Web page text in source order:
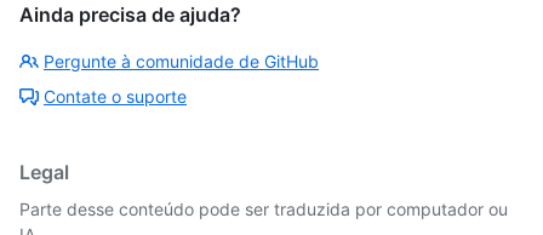
Ainda precisa de ajuda?
Pergunte à comunidade de GitHub
Contate o suporte
Legal
Parte desse conteúdo pode ser traduzida por computador ou